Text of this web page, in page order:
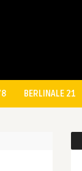
BERLINALE 21